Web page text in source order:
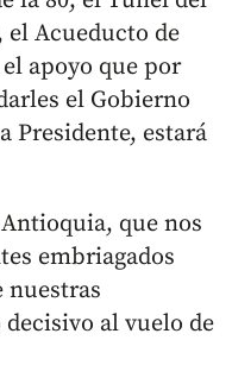
el Acueducto de
apoyo que por
el Gobierno
Presidente, estará
que nos
embriagados
nuestras
al vuelo de